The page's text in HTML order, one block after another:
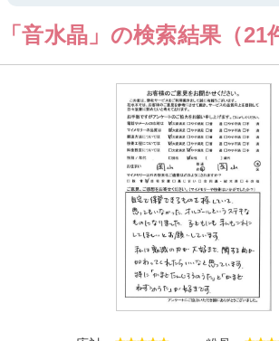
「音水晶」の検索結果（21